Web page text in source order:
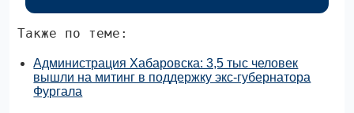
Также по теме:
Администрация Хабаровска: 3,5 тыс человек
вышли на митинг в поддержку экс-губернатора
Фургала